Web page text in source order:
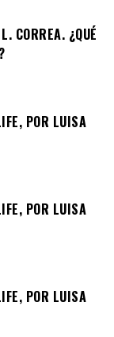
CORREA. ¿QUÉ
POR LUISA
POR LUISA
POR LUISA